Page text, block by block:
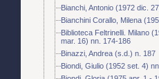
Bianchi, Antonio (1972 dic.
Bianchini Corallo, Milena
Biblioteca Feltrinelli. Milano
mar. 16) nn. 174-186
Binazzi, Andrea (s.d.) n. 187
Biondi, Giulio (1952 set. 4)